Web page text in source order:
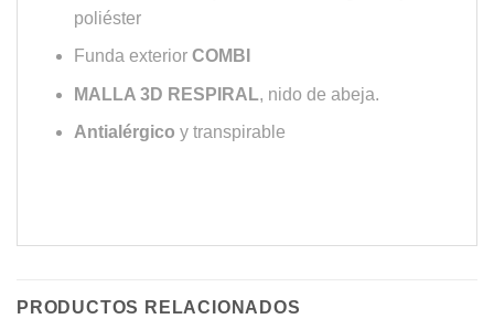
poliéster
Funda exteriorCOMBI
MALLA 3D RESPIRAL, nido de abeja.
Antialérgico y transpirable
PRODUCTOS RELACIONADOS